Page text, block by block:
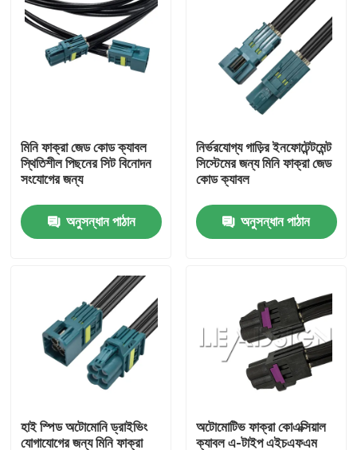
পণ্য
আমাদের সম্পর্কে
কারখানা ভ্রমণ
মান নিয়ন্ত্রণ
উদ্ধৃতির জন্য আবেদন
FAKRA HSD সংযোগকারী
FAKRA PCB সংযোগকারী
মিনি ফাক্রা জেড কোড ক্যাবল
স্থিতিশীল পিছনের সিট বিনোদন
সংযোগের জন্য
অনুসন্ধান পাঠান
নির্ভরযোগ্য গাড়ির ইনফোটেন্টমেন্ট
সিস্টেমের জন্য মিনি ফাক্রা জেড
কোড ক্যাবল
অনুসন্ধান পাঠান
হাই স্পিড অটোমোনি ড্রাইভিং
যোগাযোগের জন্য মিনি ফাক্রা
অটোমোটিভ ফাক্রা কোএক্সিয়াল
ক্যাবল এ-টাইপ এইচএফএম